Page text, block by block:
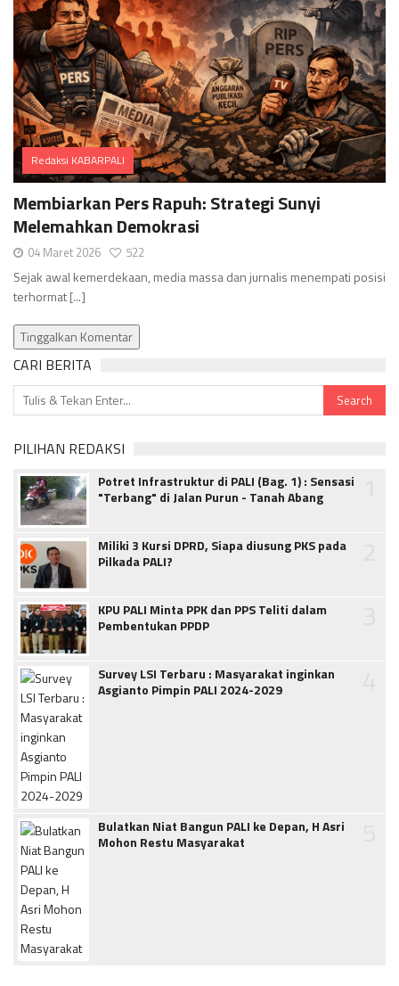
Redaksi KABARPALI
Comments
Membiarkan Pers Rapuh: Strategi Sunyi
Melemahkan Demokrasi
04 Maret 2026 522
Sejak awal kemerdekaan, media massa dan jurnalis menempati posisi
terhormat [...]
Tinggalkan Komentar
CARI BERITA
PILIHAN REDAKSI
Potret Infrastruktur di PALI (Bag. 1) : Sensasi
"Terbang" di Jalan Purun - Tanah Abang
Miliki 3 Kursi DPRD, Siapa diusung PKS pada
Pilkada PALI?
KPU PALI Minta PPK dan PPS Teliti dalam
Pembentukan PPDP
Survey LSI Terbaru : Masyarakat inginkan
Asgianto Pimpin PALI 2024-2029
Bulatkan Niat Bangun PALI ke Depan, H Asri
Mohon Restu Masyarakat